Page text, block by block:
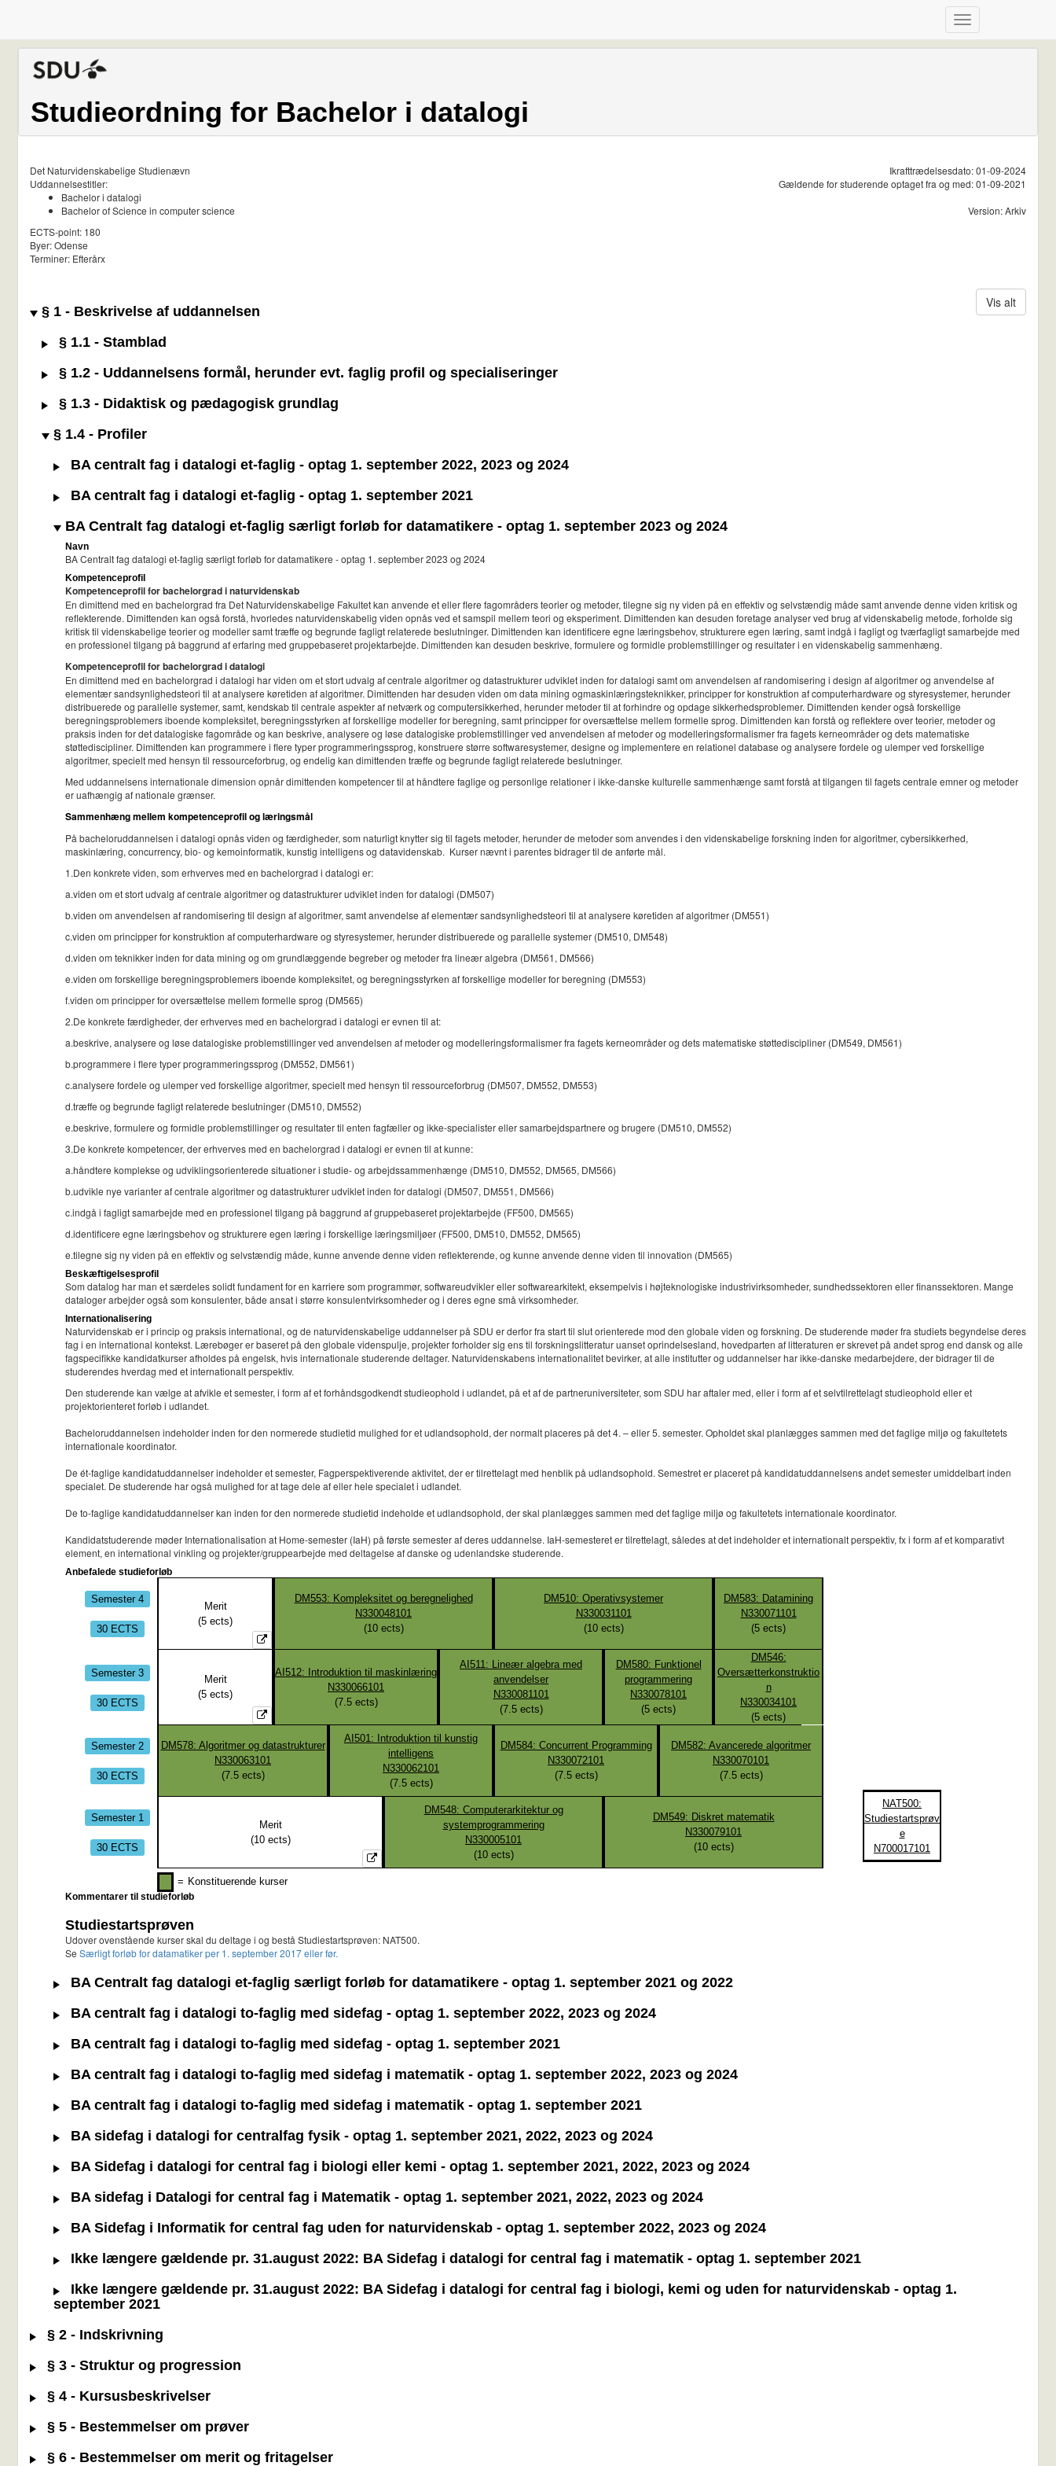
Studieordning for Bachelor i datalogi
Det Naturvidenskabelige Studienævn
Uddannelsestitler:
Bachelor i datalogi
Bachelor of Science in computer science
ECTS-point: 180
Byer: Odense
Terminer: Efterårx
Ikrafttrædelsesdato: 01-09-2024
Gældende for studerende optaget fra og med: 01-09-2021
Version: Arkiv
Vis alt
§ 1 - Beskrivelse af uddannelsen
§ 1.1 - Stamblad
§ 1.2 - Uddannelsens formål, herunder evt. faglig profil og specialiseringer
§ 1.3 - Didaktisk og pædagogisk grundlag
§ 1.4 - Profiler
BA centralt fag i datalogi et-faglig - optag 1. september 2022, 2023 og 2024
BA centralt fag i datalogi et-faglig - optag 1. september 2021
BA Centralt fag datalogi et-faglig særligt forløb for datamatikere - optag 1. september 2023 og 2024
Navn
BA Centralt fag datalogi et-faglig særligt forløb for datamatikere - optag 1. september 2023 og 2024
Kompetenceprofil
Kompetenceprofil for bachelorgrad i naturvidenskab
En dimittend med en bachelorgrad fra Det Naturvidenskabelige Fakultet kan anvende et eller flere fagområders teorier og metoder, tilegne sig ny viden på en effektiv og selvstændig måde samt anvende denne viden kritisk og
reflekterende. Dimittenden kan også forstå, hvorledes naturvidenskabelig viden opnås ved et samspil mellem teori og eksperiment. Dimittenden kan desuden foretage analyser ved brug af videnskabelig metode, forholde sig
kritisk til videnskabelige teorier og modeller samt træffe og begrunde fagligt relaterede beslutninger. Dimittenden kan identificere egne læringsbehov, strukturere egen læring, samt indgå i fagligt og tværfagligt samarbejde med
en professionel tilgang på baggrund af erfaring med gruppebaseret projektarbejde. Dimittenden kan desuden beskrive, formulere og formidle problemstillinger og resultater i en videnskabelig sammenhæng.
Kompetenceprofil for bachelorgrad i datalogi
En dimittend med en bachelorgrad i datalogi har viden om et stort udvalg af centrale algoritmer og datastrukturer udviklet inden for datalogi samt om anvendelsen af randomisering i design af algoritmer og anvendelse af
elementær sandsynlighedsteori til at analysere køretiden af algoritmer. Dimittenden har desuden viden om data mining ogmaskinlæringsteknikker, principper for konstruktion af computerhardware og styresystemer, herunder
distribuerede og parallelle systemer, samt, kendskab til centrale aspekter af netværk og computersikkerhed, herunder metoder til at forhindre og opdage sikkerhedsproblemer. Dimittenden kender også forskellige
beregningsproblemers iboende kompleksitet, beregningsstyrken af forskellige modeller for beregning, samt principper for oversættelse mellem formelle sprog. Dimittenden kan forstå og reflektere over teorier, metoder og
praksis inden for det datalogiske fagområde og kan beskrive, analysere og løse datalogiske problemstillinger ved anvendelsen af metoder og modelleringsformalismer fra fagets kerneområder og dets matematiske
støttediscipliner. Dimittenden kan programmere i flere typer programmeringssprog, konstruere større softwaresystemer, designe og implementere en relationel database og analysere fordele og ulemper ved forskellige
algoritmer, specielt med hensyn til ressourceforbrug, og endelig kan dimittenden træffe og begrunde fagligt relaterede beslutninger.
Med uddannelsens internationale dimension opnår dimittenden kompetencer til at håndtere faglige og personlige relationer i ikke-danske kulturelle sammenhænge samt forstå at tilgangen til fagets centrale emner og metoder
er uafhængig af nationale grænser.
Sammenhæng mellem kompetenceprofil og læringsmål
På bacheloruddannelsen i datalogi opnås viden og færdigheder, som naturligt knytter sig til fagets metoder, herunder de metoder som anvendes i den videnskabelige forskning inden for algoritmer, cybersikkerhed,
maskinlæring, concurrency, bio- og kemoinformatik, kunstig intelligens og datavidenskab. Kurser nævnt i parentes bidrager til de anførte mål.
1.Den konkrete viden, som erhverves med en bachelorgrad i datalogi er:
a.viden om et stort udvalg af centrale algoritmer og datastrukturer udviklet inden for datalogi (DM507)
b.viden om anvendelsen af randomisering til design af algoritmer, samt anvendelse af elementær sandsynlighedsteori til at analysere køretiden af algoritmer (DM551)
c.viden om principper for konstruktion af computerhardware og styresystemer, herunder distribuerede og parallelle systemer (DM510, DM548)
d.viden om teknikker inden for data mining og om grundlæggende begreber og metoder fra lineær algebra (DM561, DM566)
e.viden om forskellige beregningsproblemers iboende kompleksitet, og beregningsstyrken af forskellige modeller for beregning (DM553)
f.viden om principper for oversættelse mellem formelle sprog (DM565)
2.De konkrete færdigheder, der erhverves med en bachelorgrad i datalogi er evnen til at:
a.beskrive, analysere og løse datalogiske problemstillinger ved anvendelsen af metoder og modelleringsformalismer fra fagets kerneområder og dets matematiske støttediscipliner (DM549, DM561)
b.programmere i flere typer programmeringssprog (DM552, DM561)
c.analysere fordele og ulemper ved forskellige algoritmer, specielt med hensyn til ressourceforbrug (DM507, DM552, DM553)
d.træffe og begrunde fagligt relaterede beslutninger (DM510, DM552)
e.beskrive, formulere og formidle problemstillinger og resultater til enten fagfæller og ikke-specialister eller samarbejdspartnere og brugere (DM510, DM552)
3.De konkrete kompetencer, der erhverves med en bachelorgrad i datalogi er evnen til at kunne:
a.håndtere komplekse og udviklingsorienterede situationer i studie- og arbejdssammenhænge (DM510, DM552, DM565, DM566)
b.udvikle nye varianter af centrale algoritmer og datastrukturer udviklet inden for datalogi (DM507, DM551, DM566)
c.indgå i fagligt samarbejde med en professionel tilgang på baggrund af gruppebaseret projektarbejde (FF500, DM565)
d.identificere egne læringsbehov og strukturere egen læring i forskellige læringsmiljøer (FF500, DM510, DM552, DM565)
e.tilegne sig ny viden på en effektiv og selvstændig måde, kunne anvende denne viden reflekterende, og kunne anvende denne viden til innovation (DM565)
Beskæftigelsesprofil
Som datalog har man et særdeles solidt fundament for en karriere som programmør, softwareudvikler eller softwarearkitekt, eksempelvis i højteknologiske industrivirksomheder, sundhedssektoren eller finanssektoren. Mange
dataloger arbejder også som konsulenter, både ansat i større konsulentvirksomheder og i deres egne små virksomheder.
Internationalisering
Naturvidenskab er i princip og praksis international, og de naturvidenskabelige uddannelser på SDU er derfor fra start til slut orienterede mod den globale viden og forskning. De studerende møder fra studiets begyndelse deres
fag i en international kontekst. Lærebøger er baseret på den globale videnspulje, projekter forholder sig ens til forskningslitteratur uanset oprindelsesland, hovedparten af litteraturen er skrevet på andet sprog end dansk og alle
fagspecifikke kandidatkurser afholdes på engelsk, hvis internationale studerende deltager. Naturvidenskabens internationalitet bevirker, at alle institutter og uddannelser har ikke-danske medarbejdere, der bidrager til de
studerendes hverdag med et internationalt perspektiv.
Den studerende kan vælge at afvikle et semester, i form af et forhåndsgodkendt studieophold i udlandet, på et af de partneruniversiteter, som SDU har aftaler med, eller i form af et selvtilrettelagt studieophold eller et
projektorienteret forløb i udlandet.
Bacheloruddannelsen indeholder inden for den normerede studietid mulighed for et udlandsophold, der normalt placeres på det 4. – eller 5. semester. Opholdet skal planlægges sammen med det faglige miljø og fakultetets
internationale koordinator.
De ét-faglige kandidatuddannelser indeholder et semester, Fagperspektiverende aktivitet, der er tilrettelagt med henblik på udlandsophold. Semestret er placeret på kandidatuddannelsens andet semester umiddelbart inden
specialet. De studerende har også mulighed for at tage dele af eller hele specialet i udlandet.
De to-faglige kandidatuddannelser kan inden for den normerede studietid indeholde et udlandsophold, der skal planlægges sammen med det faglige miljø og fakultetets internationale koordinator.
Kandidatstuderende møder Internationalisation at Home-semester (IaH) på første semester af deres uddannelse. IaH-semesteret er tilrettelagt, således at det indeholder et internationalt perspektiv, fx i form af et komparativt
element, en international vinkling og projekter/gruppearbejde med deltagelse af danske og udenlandske studerende.
Anbefalede studieforløb
Semester 4
30 ECTS
Merit
(5 ects)
DM553: Kompleksitet og beregnelighed
N330048101
(10ects)
DM510: Operativsystemer
N330031101
(10ects)
DM583: Datamining
N330071101
(5 ects)
Semester 3
30 ECTS
Merit
(5 ects)
AI512: Introduktion til maskinlæring
N330066101
(7.5ects)
AI511: Lineær algebra med
anvendelser
N330081101
(7.5ects)
DM580: Funktionel
programmering
N330078101
(5 ects)
DM546:
Oversætterkonstruktio
n
N330034101
(5 ects)
Semester 2
30 ECTS
DM578: Algoritmer og datastrukturer
N330063101
(7.5ects)
AI501: Introduktion til kunstig
intelligens
N330062101
(7.5ects)
DM584: Concurrent Programming
N330072101
(7.5ects)
DM582: Avancerede algoritmer
N330070101
(7.5ects)
Semester 1
30 ECTS
Merit
(10ects)
DM548: Computerarkitektur og
systemprogrammering
N330005101
(10ects)
DM549: Diskret matematik
N330079101
(10ects)
= Konstituerende kurser
NAT500:
Studiestartsprøv
e
N700017101
Kommentarer til studieforløb
Studiestartsprøven
Udover ovenstående kurser skal du deltage i og bestå Studiestartsprøven: NAT500.
Se Særligt forløb for datamatiker per 1. september 2017 eller før.
BA Centralt fag datalogi et-faglig særligt forløb for datamatikere - optag 1. september 2021 og 2022
BA centralt fag i datalogi to-faglig med sidefag - optag 1. september 2022, 2023 og 2024
BA centralt fag i datalogi to-faglig med sidefag - optag 1. september 2021
BA centralt fag i datalogi to-faglig med sidefag i matematik - optag 1. september 2022, 2023 og 2024
BA centralt fag i datalogi to-faglig med sidefag i matematik - optag 1. september 2021
BA sidefag i datalogi for centralfag fysik - optag 1. september 2021, 2022, 2023 og 2024
BA Sidefag i datalogi for central fag i biologi eller kemi - optag 1. september 2021, 2022, 2023 og 2024
BA sidefag i Datalogi for central fag i Matematik - optag 1. september 2021, 2022, 2023 og 2024
BA Sidefag i Informatik for central fag uden for naturvidenskab - optag 1. september 2022, 2023 og 2024
Ikke længere gældende pr. 31.august 2022: BA Sidefag i datalogi for central fag i matematik - optag 1. september 2021
Ikke længere gældende pr. 31.august 2022: BA Sidefag i datalogi for central fag i biologi, kemi og uden for naturvidenskab - optag 1.
september 2021
§ 2 - Indskrivning
§ 3 - Struktur og progression
§ 4 - Kursusbeskrivelser
§ 5 - Bestemmelser om prøver
§ 6 - Bestemmelser om merit og fritagelser